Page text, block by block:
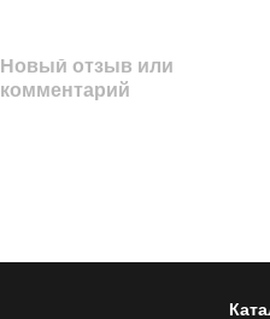
Новый отзыв или
комментарий